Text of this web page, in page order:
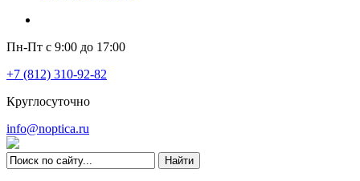
Пн-Пт с 9:00 до 17:00
+7 (812) 310-92-82
Круглосуточно
info@noptica.ru